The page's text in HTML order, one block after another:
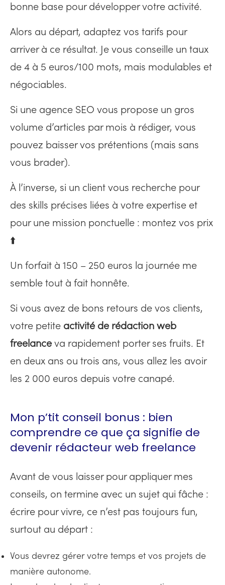
bonne base pour développer votre activité.
Alors au départ, adaptez vos tarifs pour
arriver à ce résultat. Je vous conseille un taux
de 4 à 5 euros/100 mots, mais modulables et
négociables.
Si une agence SEO vous propose un gros
volume d’articles par mois à rédiger, vous
pouvez baisser vos prétentions (mais sans
vous brader).
À l’inverse, si un client vous recherche pour
des skills précises liées à votre expertise et
pour une mission ponctuelle : montez vos prix
⬆️
Un forfait à 150 – 250 euros la journée me
semble tout à fait honnête.
Si vous avez de bons retours de vos clients,
votre petite activité de rédaction web
freelanceva rapidement porter ses fruits. Et
en deux ans ou trois ans, vous allez les avoir
les 2 000 euros depuis votre canapé.
Mon p’tit conseil bonus : bien
comprendre ce que ça signifie de
devenir rédacteur web freelance
Avant de vous laisser pour appliquer mes
conseils, on termine avec un sujet qui fâche :
écrire pour vivre, ce n’est pas toujours fun,
surtout au départ :
Vous devrez gérer votre temps et vos projets de
manière autonome.